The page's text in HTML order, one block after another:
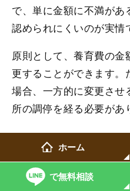
で、単に金額に不満が
認められにくいのが実情
原則として、養育費の
更することができます。
場合、一方的に変更させ
所の調停を経る必要があ
義務者が養育費を払
いか？
ホーム
で無料相談